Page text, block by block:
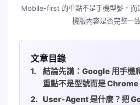
Mobile-first 的重點不是手機型號，而
機版內容是否完整一
文章目錄
結論先講：Google 用手機
重點不是型號而是 Chrome
User-Agent 是什麼？把